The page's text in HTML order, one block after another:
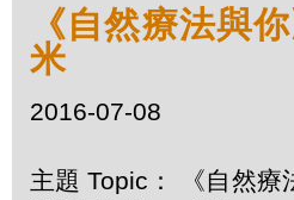
《自然療法與
米
2016-07-08
主題 Topic： 《自然療